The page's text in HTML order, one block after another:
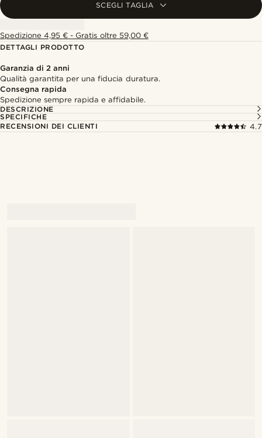
SCEGLI TAGLIA
Spedizione 4,95 € - Gratis oltre 59,00 €
DETTAGLI PRODOTTO
Garanzia di 2 anni
Qualità garantita per una fiducia duratura.
Consegna rapida
Spedizione sempre rapida e affidabile.
DESCRIZIONE
SPECIFICHE
RECENSIONI DEI CLIENTI
4.7